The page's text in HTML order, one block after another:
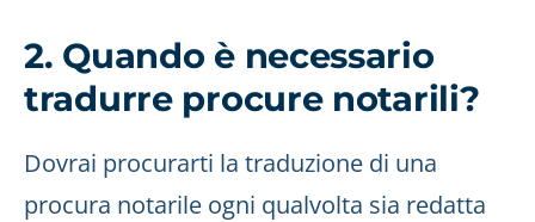
2. Quando è necessario
tradurre procure notarili?
Dovrai procurarti la traduzione di una
procura notarile ogni qualvolta sia redatta